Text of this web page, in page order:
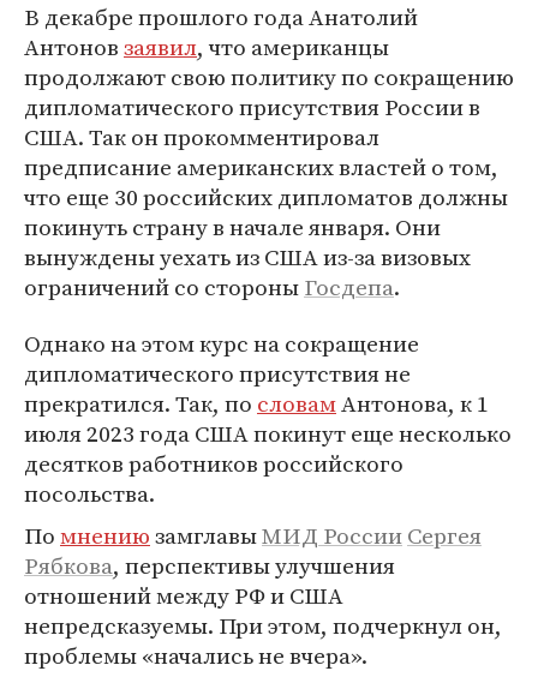
В декабре прошлого года Анатолий
Антоновзаявил, что американцы
продолжают свою политику по сокращению
дипломатического присутствия России в
США. Так он прокомментировал
предписание американских властей о том,
что еще 30 российских дипломатов должны
покинуть страну в начале января. Они
вынуждены уехать из США из-за визовых
ограничений со стороныГосдепа.
Однако на этом курс на сокращение
дипломатического присутствия не
прекратился. Так, по словамАнтонова, к 1
июля 2023 года США покинут еще несколько
десятков работников российского
посольства.
ПомнениюзамглавыМИД РоссииСергея
Рябкова, перспективы улучшения
отношений между РФ и США
непредсказуемы. При этом, подчеркнул он,
проблемы «начались не вчера».